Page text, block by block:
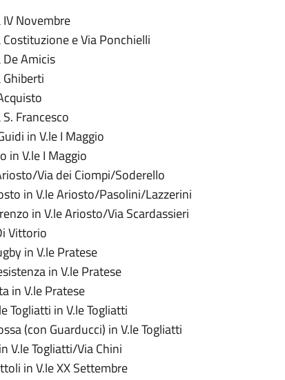
Novembre
Costituzione e Via Ponchielli
De Amicis
Ghiberti
Francesco
in V.le I Maggio
in V.le I Maggio
Via dei Ciompi/Soderello
in V.le Ariosto/Pasolini/Lazzerini
in V.le Ariosto/Via Scardassieri
Vittorio
in V.le Pratese
in V.le Pratese
in V.le Pratese
Togliatti in V.le Togliatti
(con Guarducci) in V.le Togliatti
V.le Togliatti/Via Chini
in V.le XX Settembre